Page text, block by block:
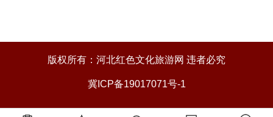
版权所有：河北红色文化旅游网 违者必究
冀ICP备19017071号-1